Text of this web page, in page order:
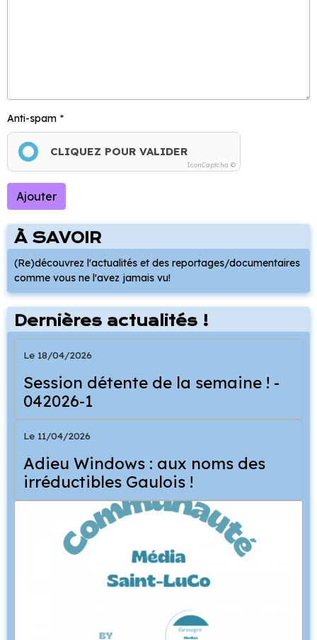
Anti-spam
CLIQUEZ POUR VALIDER
IconCaptcha ©
Ajouter
À SAVOIR
(Re)découvrez l'actualités et des reportages/documentaires
comme vous ne l'avez jamais vu!
Dernières actualités !
Le 18/04/2026
Session détente de la semaine ! -
042026-1
Le 11/04/2026
Adieu Windows : aux noms des
irréductibles Gaulois !